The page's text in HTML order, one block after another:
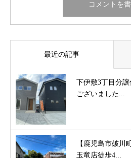
最近の記事
下伊敷3丁目分
ございました...
【鹿児島市皷川
玉竜店徒歩4...